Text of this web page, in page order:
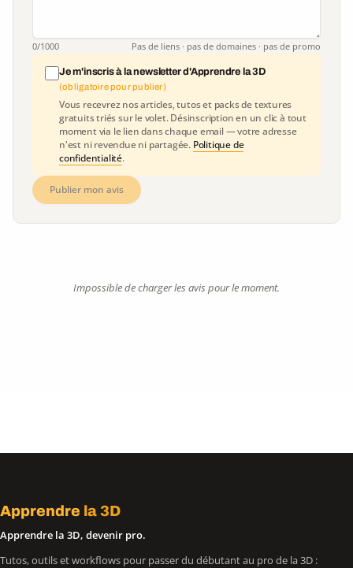
0/1000 Pas de liens · pas de domaines · pas de promo
Je m'inscris à la newsletter d'Apprendre la 3D
(obligatoire pour publier)
Vous recevrez nos articles, tutos et packs de textures
gratuits triés sur le volet. Désinscription en un clic à tout
moment via le lien dans chaque email — votre adresse
n'est ni revendue ni partagée. Politique de
confidentialité.
Publier mon avis
Impossible de charger les avis pour le moment.
Apprendre la 3D
Apprendre la 3D, devenir pro.
Tutos, outils et workflows pour passer du débutant au pro de la 3D :